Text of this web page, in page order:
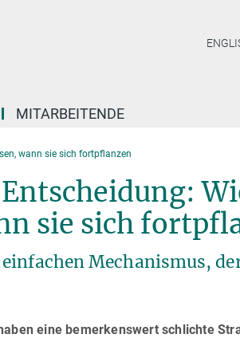
MITARBEITENDE
wann sie sich fortpflanzen
sie sich
Mechanismus,
eine bemerkenswert schlichte